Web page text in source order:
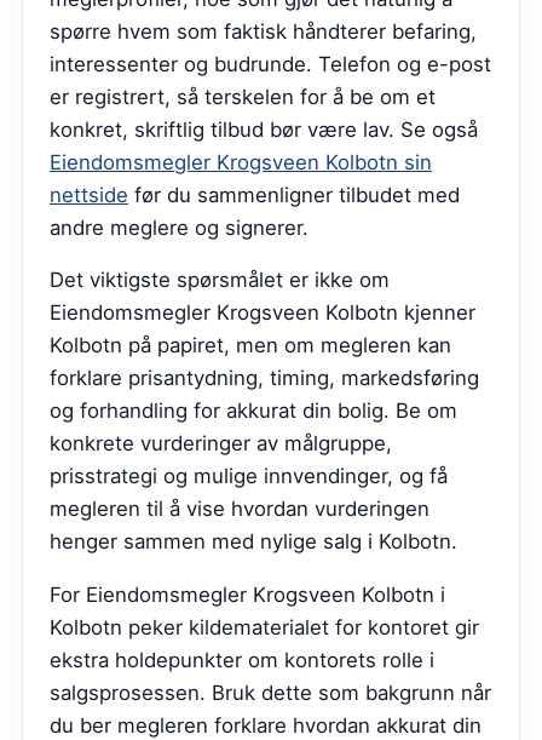
spørre hvem som faktisk håndterer befaring,
interessenter og budrunde. Telefon og e-post
er registrert, så terskelen for å be om et
konkret, skriftlig tilbud bør være lav. Se også
Eiendomsmegler Krogsveen Kolbotn sin
nettside før du sammenligner tilbudet med
andre meglere og signerer.
Det viktigste spørsmålet er ikke om
Eiendomsmegler Krogsveen Kolbotn kjenner
Kolbotn på papiret, men om megleren kan
forklare prisantydning, timing, markedsføring
og forhandling for akkurat din bolig. Be om
konkrete vurderinger av målgruppe,
prisstrategi og mulige innvendinger, og få
megleren til å vise hvordan vurderingen
henger sammen med nylige salg i Kolbotn.
For Eiendomsmegler Krogsveen Kolbotn i
Kolbotn peker kildematerialet for kontoret gir
ekstra holdepunkter om kontorets rolle i
salgsprosessen. Bruk dette som bakgrunn når
du ber megleren forklare hvordan akkurat din